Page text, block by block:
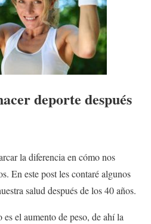
deporte después
la diferencia en cómo nos
En este post les contaré algunos
salud después de los 40 años.
el aumento de peso, de ahí la